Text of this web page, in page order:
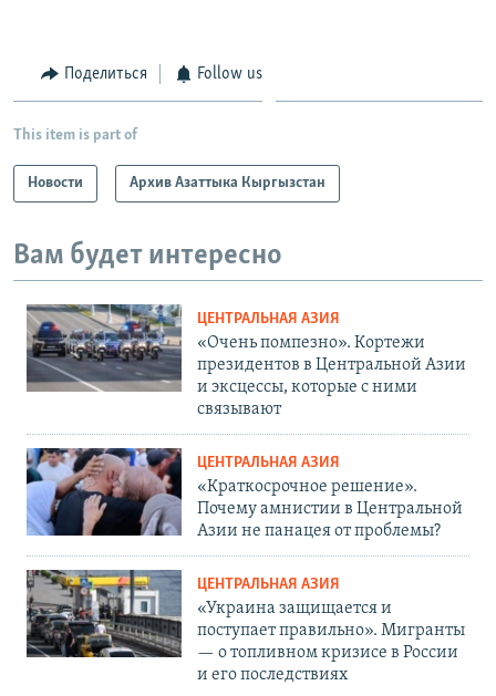
Поделиться Follow us
This item is part of
Новости Архив Азаттыка Кыргызстан
Вам будет интересно
ЦЕНТРАЛЬНАЯ АЗИЯ
«Очень помпезно». Кортежи
президентов в Центральной Азии
и эксцессы, которые с ними
связывают
ЦЕНТРАЛЬНАЯ АЗИЯ
«Краткосрочное решение».
Почему амнистии в Центральной
Азии не панацея от проблемы?
ЦЕНТРАЛЬНАЯ АЗИЯ
«Украина защищается и
поступает правильно». Мигранты
— о топливном кризисе в России
и его последствиях